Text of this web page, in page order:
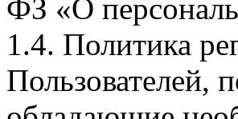
ФЗ «О
1.4. Политика
Пользователей,